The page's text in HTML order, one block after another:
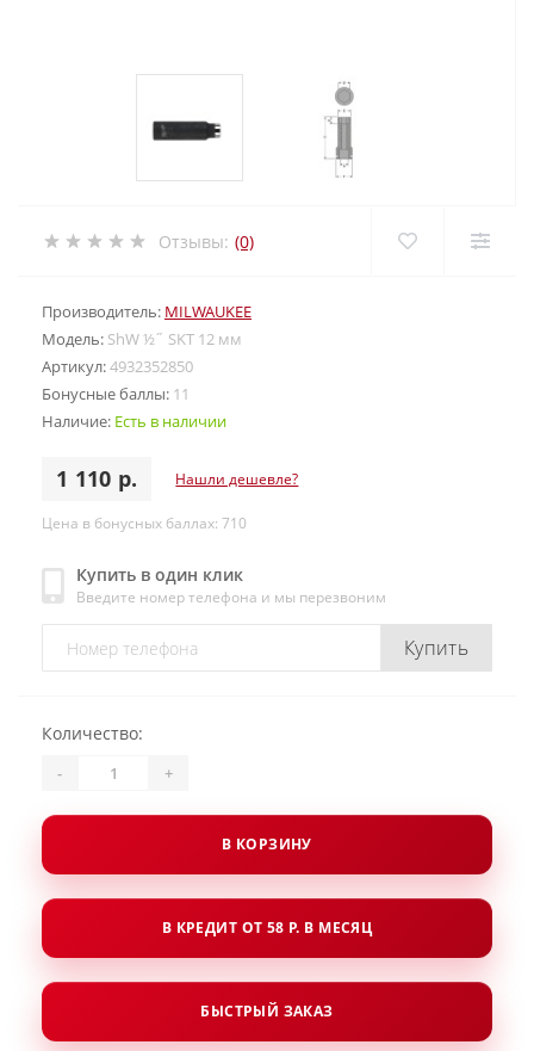
Отзывы: (0)
Производитель: MILWAUKEE
Модель: ShW ½˝ SKT 12 мм
Артикул:4932352850
Бонусные баллы: 11
Наличие: Есть в наличии
1 110 р. Нашли дешевле?
Цена в бонусных баллах: 710
Купить в один клик
Введите номер телефона и мы перезвоним
Купить
Количество:
- +
В КОРЗИНУ
В КРЕДИТ ОТ 58 Р. В МЕСЯЦ
БЫСТРЫЙ ЗАКАЗ